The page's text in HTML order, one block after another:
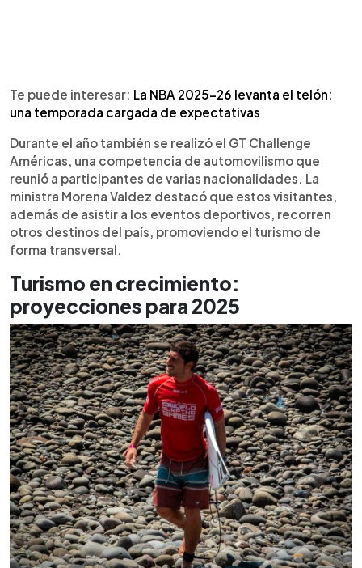
Te puede interesar: La NBA 2025-26 levanta el telón:
una temporada cargada de expectativas
Durante el año también se realizó el GT Challenge
Américas, una competencia de automovilismo que
reunió a participantes de varias nacionalidades. La
ministra Morena Valdez destacó que estos visitantes,
además de asistir a los eventos deportivos, recorren
otros destinos del país, promoviendo el turismo de
forma transversal.
Turismo en crecimiento:
proyecciones para 2025